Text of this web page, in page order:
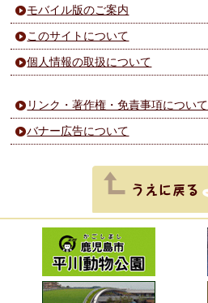
モバイル版のご案内
このサイトについて
個人情報の取扱について
リンク・著作権・免責事項について
バナー広告について